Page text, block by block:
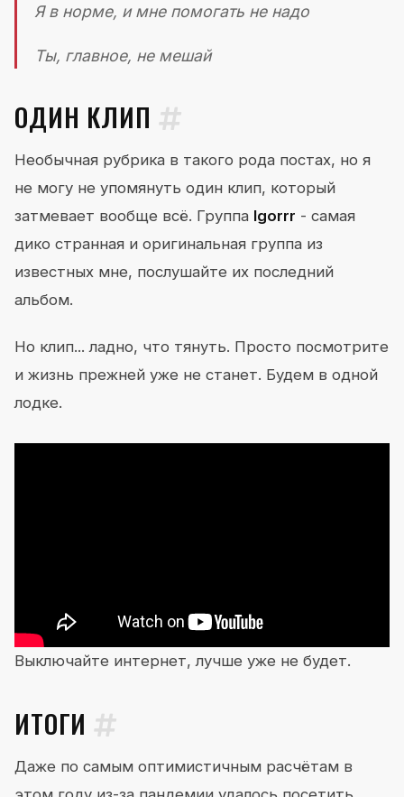
Я в норме, и мне помогать не надо
Ты, главное, не мешай
ОДИН КЛИП
Необычная рубрика в такого рода постах, но я
не могу не упомянуть один клип, который
затмевает вообще всё. Группа Igorrr - самая
дико странная и оригинальная группа из
известных мне, послушайте их последний
альбом.
Но клип... ладно, что тянуть. Просто посмотрите
и жизнь прежней уже не станет. Будем в одной
лодке.
Выключайте интернет, лучше уже не будет.
ИТОГИ
Даже по самым оптимистичным расчётам в